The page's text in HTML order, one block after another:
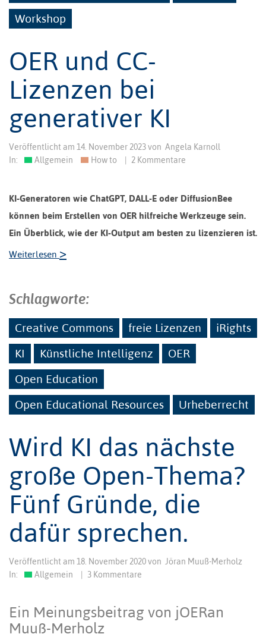
Workshop
OER und CC-
Lizenzen bei
generativer KI
Veröffentlicht am 14. November 2023von Angela Karnoll
In:
Allgemein How to 2 Kommentare
KI-Generatoren wie ChatGPT, DALL-E oder DiffusionBee
können beim Erstellen von OER hilfreiche Werkzeuge sein.
Ein Überblick, wie der KI-Output am besten zu lizenzieren ist.
Weiterlesen >
Schlagworte:
Creative Commons freie Lizenzen
iRights
KI
Künstliche Intelligenz
OER
Open Education
Open Educational Resources
Urheberrecht
Wird KI das nächste
große Open-Thema?
Fünf Gründe, die
dafür sprechen.
Veröffentlicht am 18. November 2020von Jöran Muuß-Merholz
In:
Allgemein 3 Kommentare
Ein Meinungsbeitrag von jOERan
Muuß-Merholz